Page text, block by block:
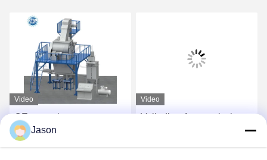
Video
CE-spanning aangepaste
droge mengsel poeder
mortel mengmachine
Video
Volledige Automatische
voor Tegelkleefstof en
Jason